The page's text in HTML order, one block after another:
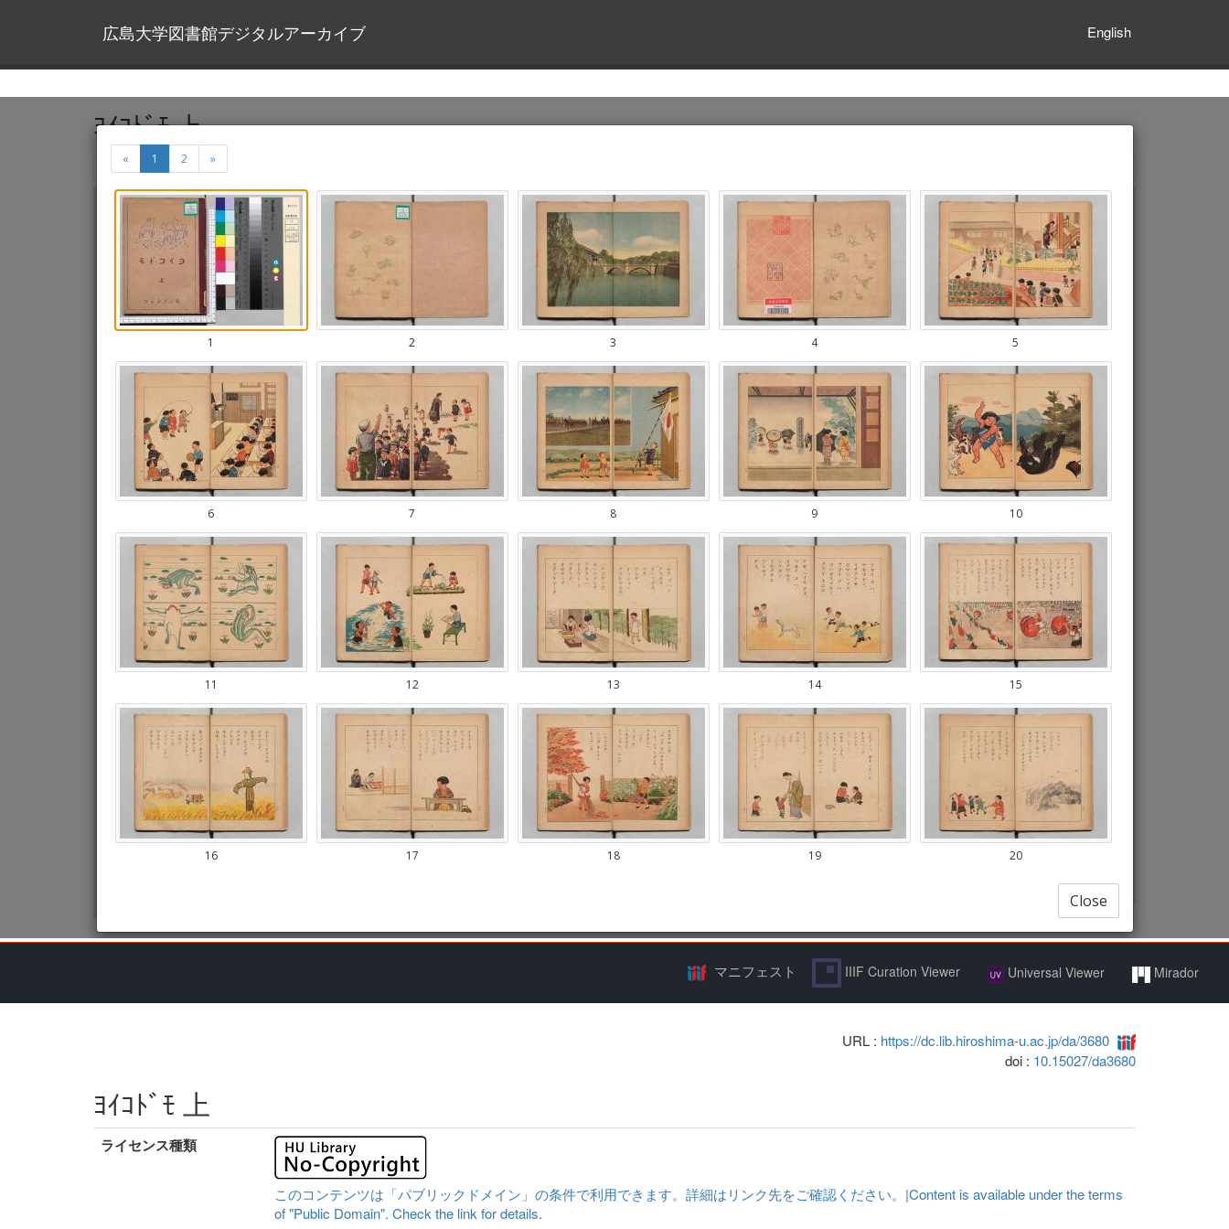
広島大学図書館デジタルアーカイブ English
マニフェスト IIIF Curation Viewer Universal Viewer Mirador
URL : https://dc.lib.hiroshima-u.ac.jp/da/3680
doi : 10.15027/da3680
ﾖｲｺﾄﾞﾓ 上
ライセンス種類
このコンテンツは「パブリックドメイン」の条件で利用できます。詳細はリンク先をご確認ください。|Content is available under the terms
of "Public Domain". Check the link for details.